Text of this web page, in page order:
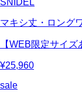
マキシ丈・ロング
【WEB限定サイ
¥25,960
sale